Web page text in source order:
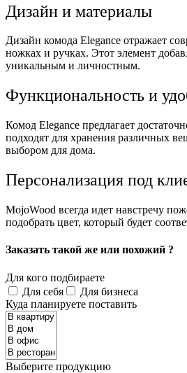
Дизайн и материалы
Дизайн комода Elegance отражает
ножках и ручках. Этот элемент
уникальным и личностным.
Функциональность и
Комод Elegance предлагает
подходят для хранения различных
выбором для дома.
Персонализация под
MojoWood всегда идет навстречу
подобрать цвет, который будет
Заказать такой же или похожий ?
Для кого подбираете
Для себя
Для бизнеса
Куда планируете поставить
Выберите продукцию